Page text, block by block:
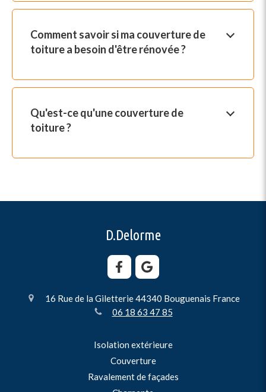
Comment savoir si ma couverture de
toiture a besoin d'être rénovée ?
Qu'est-ce qu'une couverture de
toiture ?
D.Delorme
16 Rue de la Giletterie44340 Bouguenais France
06 18 63 47 85
Isolation extérieure
Couverture
Ravalement de façades